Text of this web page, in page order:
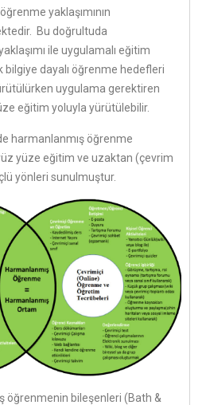
yaklaşımının
Bu doğrultuda
ile uygulamalı eğitim
dayalı öğrenme hedefleri
uygulama gerektiren
eğitim yoluyla yürütülebilir.
harmanlanmış öğrenme
yüze eğitim ve uzaktan (çevrim
yönleri sunulmuştur.
öğrenmenin bileşenleri (Bath &